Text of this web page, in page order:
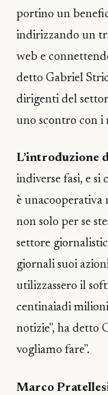
portino un
indirizzando un
web e
detto Gabriel
dirigenti del
uno scontro con i
L’introduzione
indiverse fasi, e si
è unacooperativa
non solo per se
settore
giornali suoi
utilizzassero il
centinaiadi
notizie", ha detto
vogliamo fare".
Marco